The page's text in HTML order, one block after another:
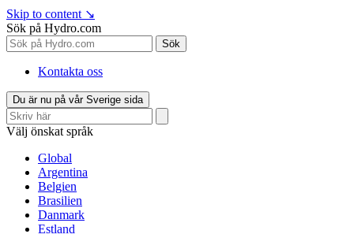
Skip to content ↘
Sök på Hydro.com
Sök
Kontakta oss
Du är nu på vår Sverige sida
Välj önskat språk
Global
Argentina
Belgien
Brasilien
Danmark
Estland